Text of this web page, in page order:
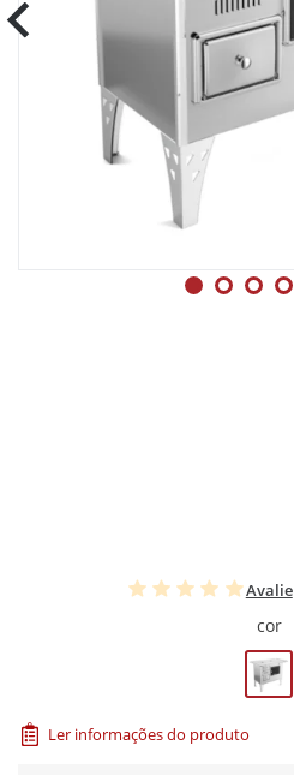
Avalie
cor
Ler informações do produto